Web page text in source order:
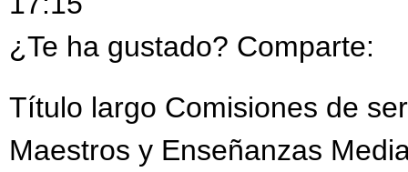
¿Te ha gustado? Comparte:
Título largo Comisiones de
Maestros y Enseñanzas